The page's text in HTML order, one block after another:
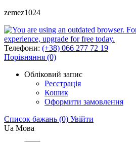
zemez1024
Телефони: (+38) 066 277 72 19
Порівняння (0)
Обліковий запис
Реєстрація
Кошик
Оформити замовлення
Список бажань (0) Увійти
Ua Мова